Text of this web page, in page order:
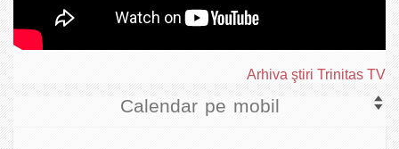
Arhiva ştiri Trinitas TV
Calendar pe mobil